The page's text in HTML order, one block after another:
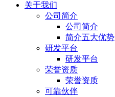
关于我们
公司简介
公司简介
简介五大优势
研发平台
研发平台
荣誉资质
荣誉资质
可靠伙伴